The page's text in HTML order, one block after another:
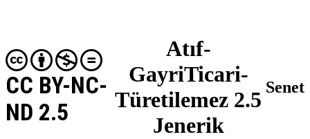
Atıf-
GayriTicari-
Türetilemez 2.5
Jenerik
CC BY-NC-
ND 2.5
Senet